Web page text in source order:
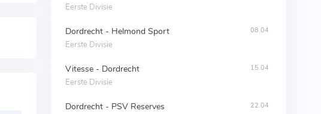
Eerste Divisie
Dordrecht - Helmond Sport
Eerste Divisie
08.04
Vitesse - Dordrecht
Eerste Divisie
15.04
Dordrecht - PSV Reserves 22.04